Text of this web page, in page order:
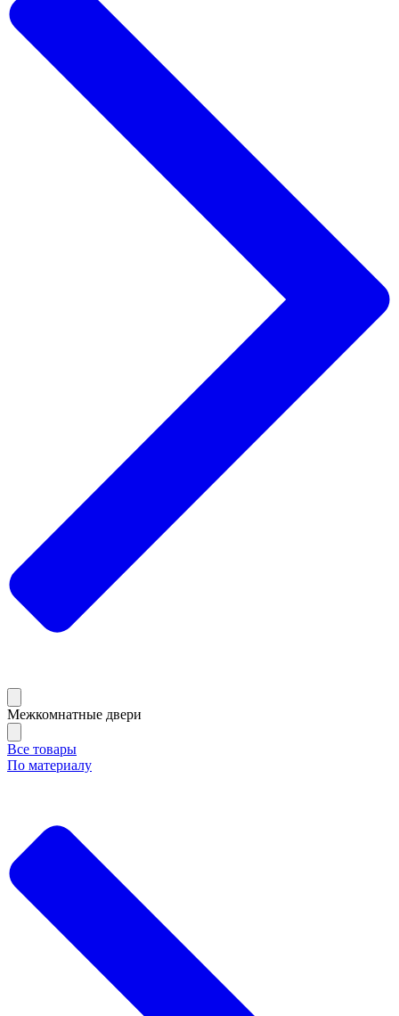
Межкомнатные двери
Все товары
По материалу